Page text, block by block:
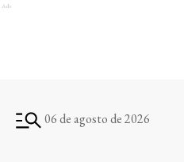
Ads
06 de agosto de 2026